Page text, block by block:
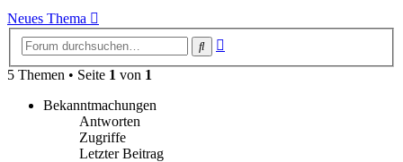
Neues Thema
Suche
5 Themen • Seite 1 von 1
Bekanntmachungen
Antworten
Zugriffe
Letzter Beitrag